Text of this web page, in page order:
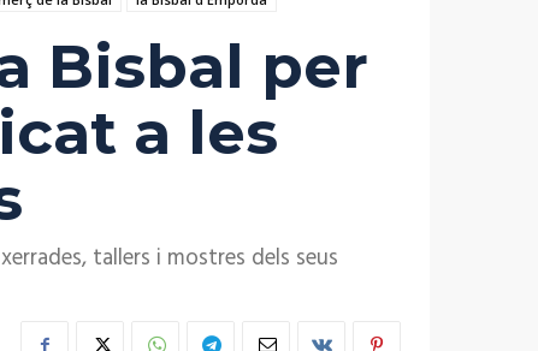
Bisbal per
a les
tallers i mostres dels seus